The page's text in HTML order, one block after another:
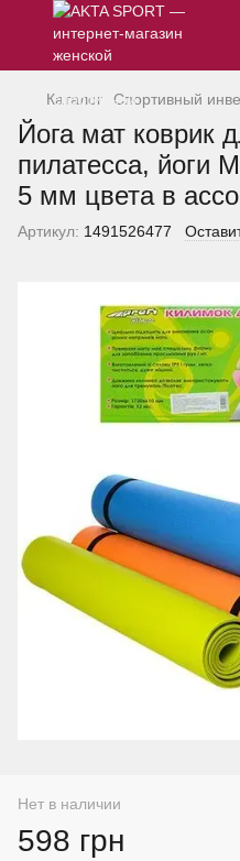
Каталог Спортивный
Йога мат коврик
пилатесса, йоги
5 мм цвета в
Артикул: 1491526477
Нет в наличии
598 грн